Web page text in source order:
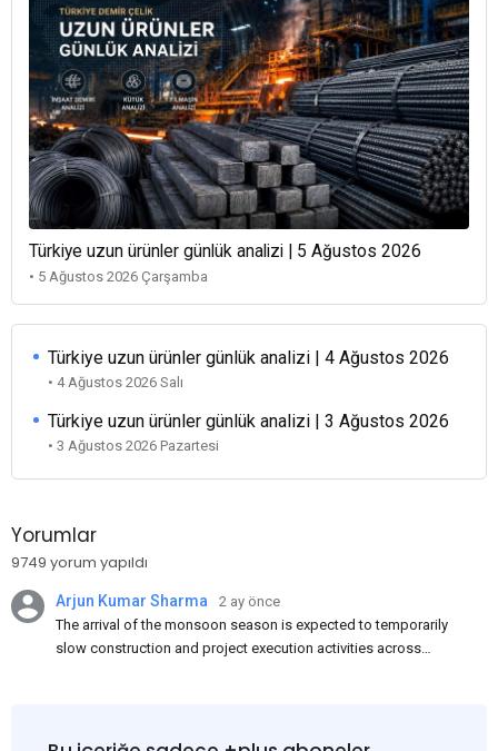
Türkiye uzun ürünler günlük analizi | 5 Ağustos 2026
• 5 Ağustos 2026 Çarşamba
Türkiye uzun ürünler günlük analizi | 4 Ağustos 2026
• 4 Ağustos 2026 Salı
Türkiye uzun ürünler günlük analizi | 3 Ağustos 2026
• 3 Ağustos 2026 Pazartesi
Yorumlar
9749 yorum yapıldı
Arjun Kumar Sharma
2 ay önce
The arrival of the monsoon season is expected to temporarily
slow construction and project execution activities across
and rural construction projects is expected to provide support